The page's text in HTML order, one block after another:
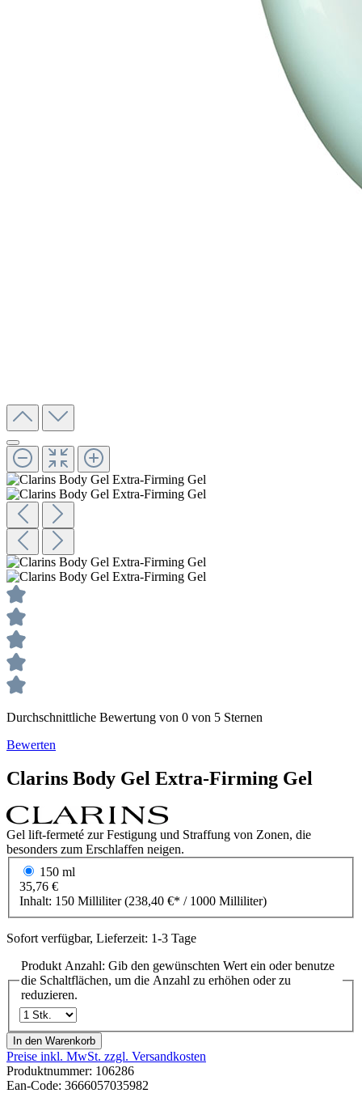
Durchschnittliche Bewertung von 0 von 5 Sternen
Bewerten
Clarins Body Gel Extra-Firming Gel
Gel lift-fermeté zur Festigung und Straffung von Zonen, die
besonders zum Erschlaffen neigen.
150 ml
35,76 €
Inhalt: 150 Milliliter(238,40 €* / 1000 Milliliter)
Sofort verfügbar, Lieferzeit: 1-3 Tage
Produkt Anzahl: Gib den gewünschten Wert ein oder benutze
die Schaltflächen, um die Anzahl zu erhöhen oder zu
reduzieren.
In den Warenkorb
Preise inkl. MwSt. zzgl. Versandkosten
Produktnummer: 106286
Ean-Code: 3666057035982